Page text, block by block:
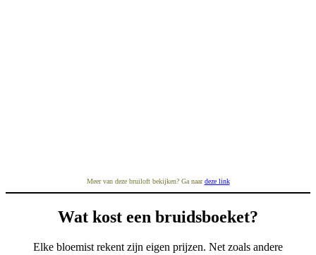
Meer van deze bruiloft bekijken? Ga naardeze link
Wat kost een bruidsboeket?
Elke bloemist rekent zijn eigen prijzen. Net zoals andere